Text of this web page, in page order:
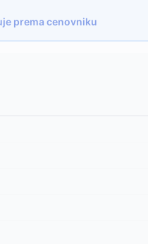
prema cenovniku